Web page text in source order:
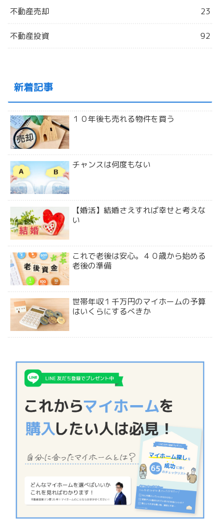
不動産売却 23
不動産投資 92
新着記事
１０年後も売れる物件を買う
チャンスは何度もない
【婚活】結婚さえすれば幸せと考えな
い
これで老後は安心。４０歳から始める
老後の準備
世帯年収１千万円のマイホームの予算
はいくらにするべきか